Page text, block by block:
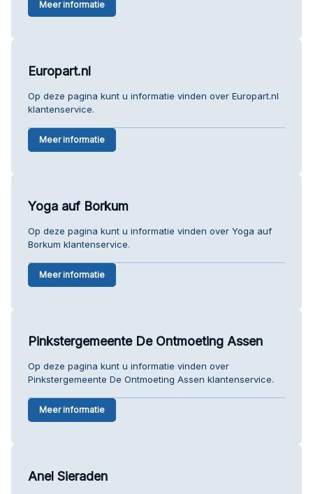
Meer informatie
Europart.nl
Op deze pagina kunt u informatie vinden over Europart.nl
klantenservice.
Meer informatie
Yoga auf Borkum
Op deze pagina kunt u informatie vinden over Yoga auf
Borkum klantenservice.
Meer informatie
Pinkstergemeente De Ontmoeting Assen
Op deze pagina kunt u informatie vinden over
Pinkstergemeente De Ontmoeting Assen klantenservice.
Meer informatie
Anel Sieraden